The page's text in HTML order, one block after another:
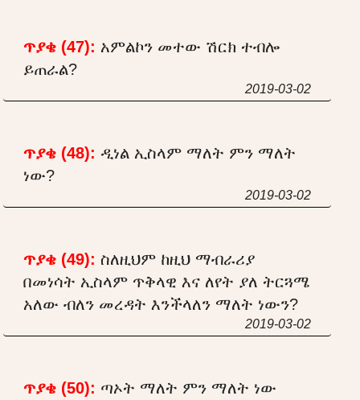
ጥያቄ (47): አምልኮን መተው ሽርክ ተብሎ
ይጠራል?
2019-03-02
ጥያቄ (48): ዲነል ኢስላም ማለት ምን ማለት
ነው?
2019-03-02
ጥያቄ (49): ስለዚህም ከዚህ ማብራሪያ
በመነሳት ኢስላም ጥቅላዊ እና ለየት ያለ ትርጓሜ
አለው ብለን መረዳት እንችላለን ማለት ነውን?
2019-03-02
ጥያቄ (50): ጣኦት ማለት ምን ማለት ነው